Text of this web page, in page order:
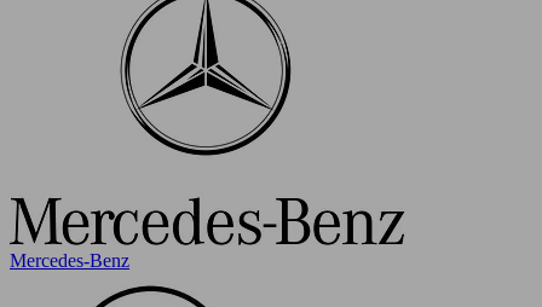
Mercedes-Benz